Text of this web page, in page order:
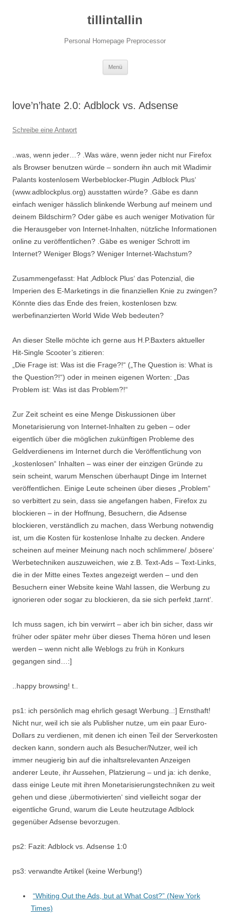
tillintallin
Personal Homepage Preprocessor
Menü
love’n’hate 2.0: Adblock vs. Adsense
Schreibe eine Antwort
..was, wenn jeder…? .Was wäre, wenn jeder nicht nur Firefox
als Browser benutzen würde – sondern ihn auch mit Wladimir
Palants kostenlosem Werbeblocker-Plugin ‚Adblock Plus‘
(www.adblockplus.org) ausstatten würde? .Gäbe es dann
einfach weniger hässlich blinkende Werbung auf meinem und
deinem Bildschirm? Oder gäbe es auch weniger Motivation für
die Herausgeber von Internet-Inhalten, nützliche Informationen
online zu veröffentlichen? .Gäbe es weniger Schrott im
Internet? Weniger Blogs? Weniger Internet-Wachstum?
Zusammengefasst: Hat ‚Adblock Plus‘ das Potenzial, die
Imperien des E-Marketings in die finanziellen Knie zu zwingen?
Könnte dies das Ende des freien, kostenlosen bzw.
werbefinanzierten World Wide Web bedeuten?
An dieser Stelle möchte ich gerne aus H.P.Baxters aktueller
Hit-Single Scooter’s zitieren:
„Die Frage ist: Was ist die Frage?!“ („The Question is: What is
the Question?!“) oder in meinen eigenen Worten: „Das
Problem ist: Was ist das Problem?!“
Zur Zeit scheint es eine Menge Diskussionen über
Monetarisierung von Internet-Inhalten zu geben – oder
eigentlich über die möglichen zukünftigen Probleme des
Geldverdienens im Internet durch die Veröffentlichung von
„kostenlosen“ Inhalten – was einer der einzigen Gründe zu
sein scheint, warum Menschen überhaupt Dinge im Internet
veröffentlichen. Einige Leute scheinen über dieses „Problem“
so verbittert zu sein, dass sie angefangen haben, Firefox zu
blockieren – in der Hoffnung, Besuchern, die Adsense
blockieren, verständlich zu machen, dass Werbung notwendig
ist, um die Kosten für kostenlose Inhalte zu decken. Andere
scheinen auf meiner Meinung nach noch schlimmere/ ‚bösere‘
Werbetechniken auszuweichen, wie z.B. Text-Ads – Text-Links,
die in der Mitte eines Textes angezeigt werden – und den
Besuchern einer Website keine Wahl lassen, die Werbung zu
ignorieren oder sogar zu blockieren, da sie sich perfekt ‚tarnt‘.
Ich muss sagen, ich bin verwirrt – aber ich bin sicher, dass wir
früher oder später mehr über dieses Thema hören und lesen
werden – wenn nicht alle Weblogs zu früh in Konkurs
gegangen sind…:]
..happy browsing! t..
ps1: ich persönlich mag ehrlich gesagt Werbung..:] Ernsthaft!
Nicht nur, weil ich sie als Publisher nutze, um ein paar Euro-
Dollars zu verdienen, mit denen ich einen Teil der Serverkosten
decken kann, sondern auch als Besucher/Nutzer, weil ich
immer neugierig bin auf die inhaltsrelevanten Anzeigen
anderer Leute, ihr Aussehen, Platzierung – und ja: ich denke,
dass einige Leute mit ihren Monetarisierungstechniken zu weit
gehen und diese ‚übermotivierten‘ sind vielleicht sogar der
eigentliche Grund, warum die Leute heutzutage Adblock
gegenüber Adsense bevorzugen.
ps2: Fazit: Adblock vs. Adsense 1:0
ps3: verwandte Artikel (keine Werbung!)
“Whiting Out the Ads, but at What Cost?” (New York
Times)